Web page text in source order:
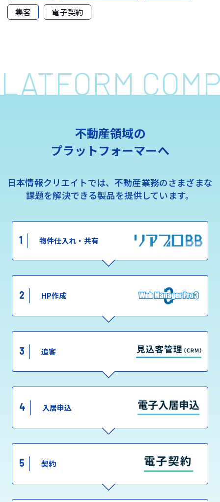
集客
電子契約
不動産領域の
プラットフォーマーへ
日本情報クリエイトでは、不動産業務のさまざまな
課題を解決できる製品を提供しています。
1 物件仕入れ・共有
2 HP作成
3 追客
4 入居申込
5 契約